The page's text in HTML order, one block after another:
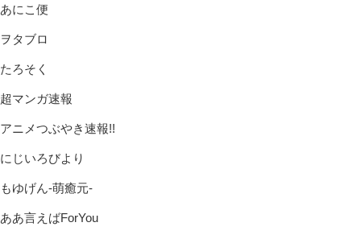
あにこ便
ヲタブロ
たろそく
超マンガ速報
アニメつぶやき速報!!
にじいろびより
もゆげん-萌癒元-
ああ言えばForYou